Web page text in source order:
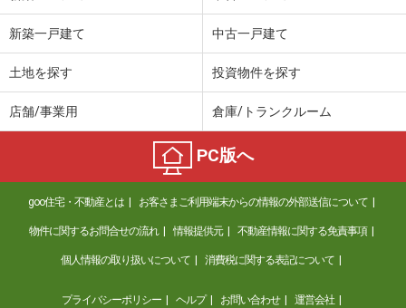
新築一戸建て 中古一戸建て
土地を探す 投資物件を探す
店舗/事業用 倉庫/トランクルーム
PC版へ
goo住宅・不動産とは お客さまご利用端末からの情報の外部送信について
物件に関するお問合せの流れ 情報提供元 不動産情報に関する免責事項
個人情報の取り扱いについて 消費税に関する表記について
プライバシーポリシー ヘルプ お問い合わせ 運営会社